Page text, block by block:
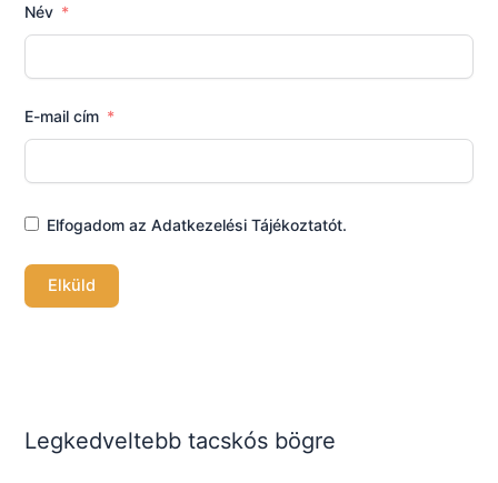
Név
E-mail cím
Elfogadom az Adatkezelési Tájékoztatót.
Elküld
Legkedveltebb tacskós bögre